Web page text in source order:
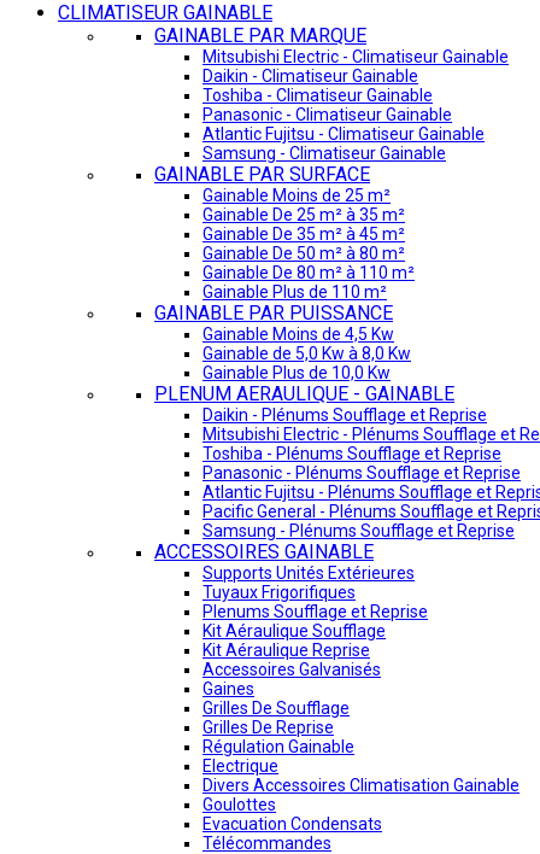
CLIMATISEUR GAINABLE
GAINABLE PAR MARQUE
Mitsubishi Electric - Climatiseur Gainable
Daikin - Climatiseur Gainable
Toshiba - Climatiseur Gainable
Panasonic - Climatiseur Gainable
Atlantic Fujitsu - Climatiseur Gainable
Samsung - Climatiseur Gainable
GAINABLE PAR SURFACE
Gainable Moins de 25 m²
Gainable De 25 m² à 35 m²
Gainable De 35 m² à 45 m²
Gainable De 50 m² à 80 m²
Gainable De 80 m² à 110 m²
Gainable Plus de 110 m²
GAINABLE PAR PUISSANCE
Gainable Moins de 4,5 Kw
Gainable de 5,0 Kw à 8,0 Kw
Gainable Plus de 10,0 Kw
PLENUM AERAULIQUE - GAINABLE
Daikin - Plénums Soufflage et Reprise
Mitsubishi Electric - Plénums Soufflage et
Toshiba - Plénums Soufflage et Reprise
Panasonic - Plénums Soufflage et Reprise
Atlantic Fujitsu - Plénums Soufflage et
Pacific General - Plénums Soufflage et
Samsung - Plénums Soufflage et Reprise
ACCESSOIRES GAINABLE
Supports Unités Extérieures
Tuyaux Frigorifiques
Plenums Soufflage et Reprise
Kit Aéraulique Soufflage
Kit Aéraulique Reprise
Accessoires Galvanisés
Gaines
Grilles De Soufflage
Grilles De Reprise
Régulation Gainable
Electrique
Divers Accessoires Climatisation Gainable
Goulottes
Evacuation Condensats
Télécommandes